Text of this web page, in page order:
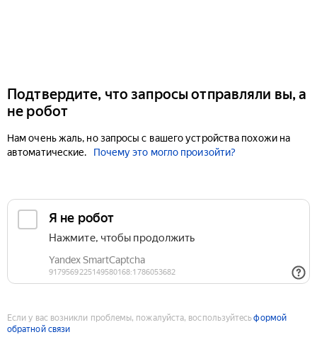
Подтвердите, что запросы отправляли вы, а
не робот
Нам очень жаль, но запросы с вашего устройства похожи на
автоматические.
Почему это могло произойти?
Если у вас возникли проблемы, пожалуйста, воспользуйтесьформой
обратной связи